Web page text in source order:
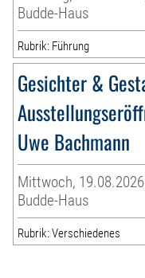
Budde-Haus
Rubrik: Führung
Gesichter &
Uwe Bachmann
Mittwoch,
Budde-Haus
Rubrik: Verschiedenes